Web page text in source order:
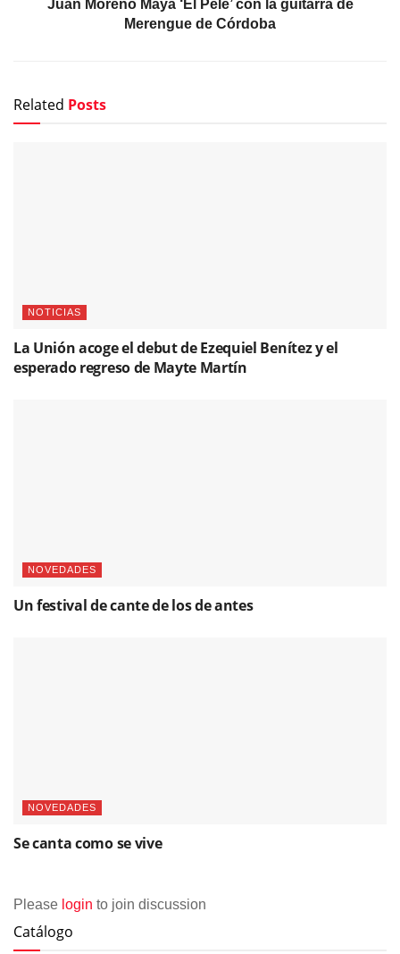
Juan Moreno Maya ‘El Pele’ con la guitarra de
Merengue de Córdoba
Related Posts
NOTICIAS
La Unión acoge el debut de Ezequiel Benítez y el
esperado regreso de Mayte Martín
NOVEDADES
Un festival de cante de los de antes
NOVEDADES
Se canta como se vive
Please login to join discussion
Catálogo